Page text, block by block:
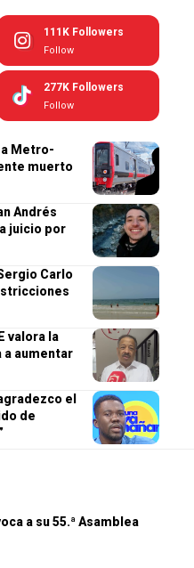
111K Followers
Follow
277K Followers
Follow
Metro-
muerto
Andrés
juicio por
Carlo
valora la
a aumentar
el
de
a su 55.ª Asamblea